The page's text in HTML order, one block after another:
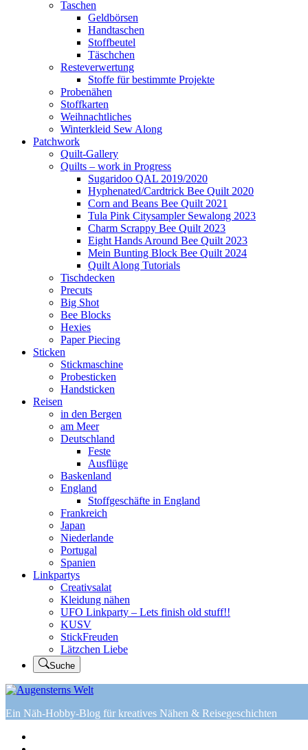
Taschen
Geldbörsen
Handtaschen
Stoffbeutel
Täschchen
Resteverwertung
Stoffe für bestimmte Projekte
Probenähen
Stoffkarten
Weihnachtliches
Winterkleid Sew Along
Patchwork
Quilt-Gallery
Quilts – work in Progress
Sugaridoo QAL 2019/2020
Hyphenated/Cardtrick Bee Quilt 2020
Corn and Beans Bee Quilt 2021
Tula Pink Citysampler Sewalong 2023
Charm Scrappy Bee Quilt 2023
Eight Hands Around Bee Quilt 2023
Mein Bunting Block Bee Quilt 2024
Quilt Along Tutorials
Tischdecken
Precuts
Big Shot
Bee Blocks
Hexies
Paper Piecing
Sticken
Stickmaschine
Probesticken
Handsticken
Reisen
in den Bergen
am Meer
Deutschland
Feste
Ausflüge
Baskenland
England
Stoffgeschäfte in England
Frankreich
Japan
Niederlande
Portugal
Spanien
Linkpartys
Creativsalat
Kleidung nähen
UFO Linkparty – Lets finish old stuff!!
KUSV
StickFreuden
Lätzchen Liebe
Suche
Ein Näh-Hobby-Blog für kreatives Nähen & Reisegeschichten